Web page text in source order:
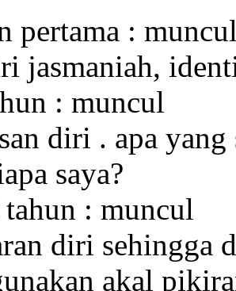
pertama :
jasmaniah,
: muncul
diri . apa
saya?
: muncul
diri sehingga
akal